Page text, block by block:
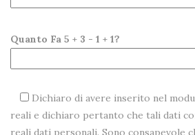
Quanto Fa 5 + 3 - 1 + 1?
Dichiaro di avere inserito nel
reali e dichiaro pertanto che tali dati
reali dati personali. Sono consapevole